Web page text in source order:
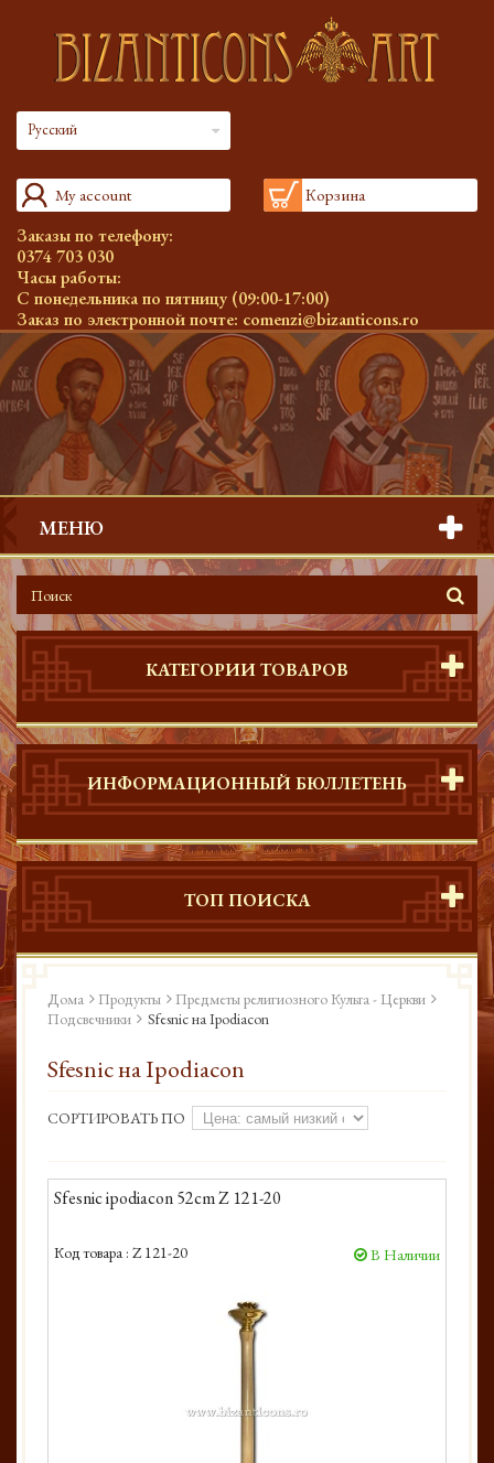
Русский
My account Корзина
Заказы по телефону:
0374 703 030
Часы работы:
С понедельника по пятницу (09:00-17:00)
Заказ по электронной почте: comenzi@bizanticons.ro
МЕНЮ
КАТЕГОРИИ ТОВАРОВ
ИНФОРМАЦИОННЫЙ БЮЛЛЕТЕНЬ
ТОП ПОИСКА
Дома Продукты
Предметы религиозного Культа - Церкви
Подсвечники
Sfesnic на Ipodiacon
Sfesnic на Ipodiacon
СОРТИРОВАТЬ ПО
Sfesnic ipodiacon 52cm Z 121-20
Код товара : Z 121-20 В Наличии